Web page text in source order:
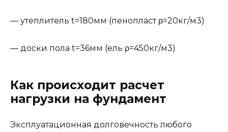
— утеплитель t=180мм (пенопласт ρ=20кг/м3)
— доски пола t=36мм (ель ρ=450кг/м3)
Как происходит расчет
нагрузки на фундамент
Эксплуатационная долговечность любого